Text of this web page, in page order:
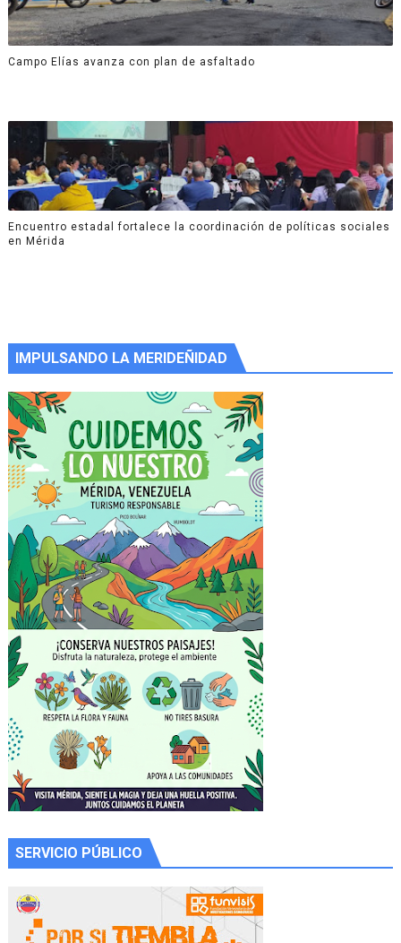
Campo Elías avanza con plan de asfaltado
Encuentro estadal fortalece la coordinación de políticas sociales
en Mérida
IMPULSANDO LA MERIDEÑIDAD
SERVICIO PÚBLICO